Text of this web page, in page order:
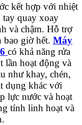
kết hợp với nhiệt
tay quay xoay
và chậm. Hỗ trợ
bao giờ hết. Máy
có khả năng rửa
lần hoạt động và
như khay, chén,
dụng khác với
lực nước và hoạt
tính linh hoạt và